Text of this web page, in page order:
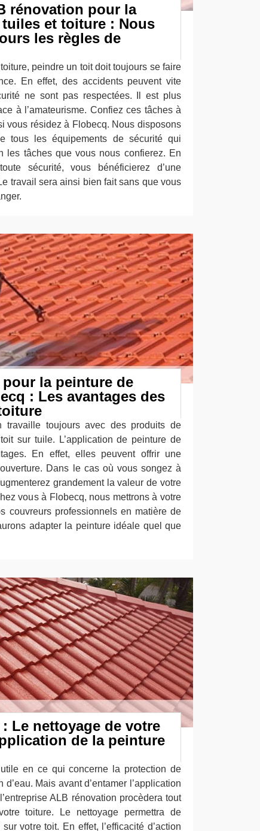
rénovation pour la
et toiture : Nous
les règles de
peindre un toit doit toujours se faire
En effet, des accidents peuvent vite
ne sont pas respectées. Il est plus
à l’amateurisme. Confiez ces tâches à
vous résidez à Flobecq. Nous disposons
tous les équipements de sécurité qui
les tâches que vous nous confierez. En
sécurité, vous bénéficierez d’une
travail sera ainsi bien fait sans que vous
la peinture de
: Les avantages des
travaille toujours avec des produits de
sur tuile. L’application de peinture de
En effet, elles peuvent offrir une
Dans le cas où vous songez à
grandement la valeur de votre
vous à Flobecq, nous mettrons à votre
couvreurs professionnels en matière de
adapter la peinture idéale quel que
Le nettoyage de votre
de la peinture
en ce qui concerne la protection de
Mais avant d’entamer l’application
ALB rénovation procèdera tout
toiture. Le nettoyage permettra de
votre toit. En effet, l’efficacité d’action